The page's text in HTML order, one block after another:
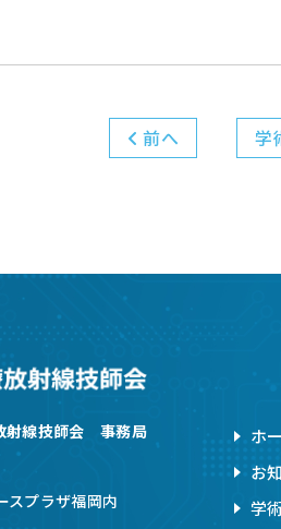
前へ 学
射線技師会 事務局
スプラザ福岡内
ホ
お
学